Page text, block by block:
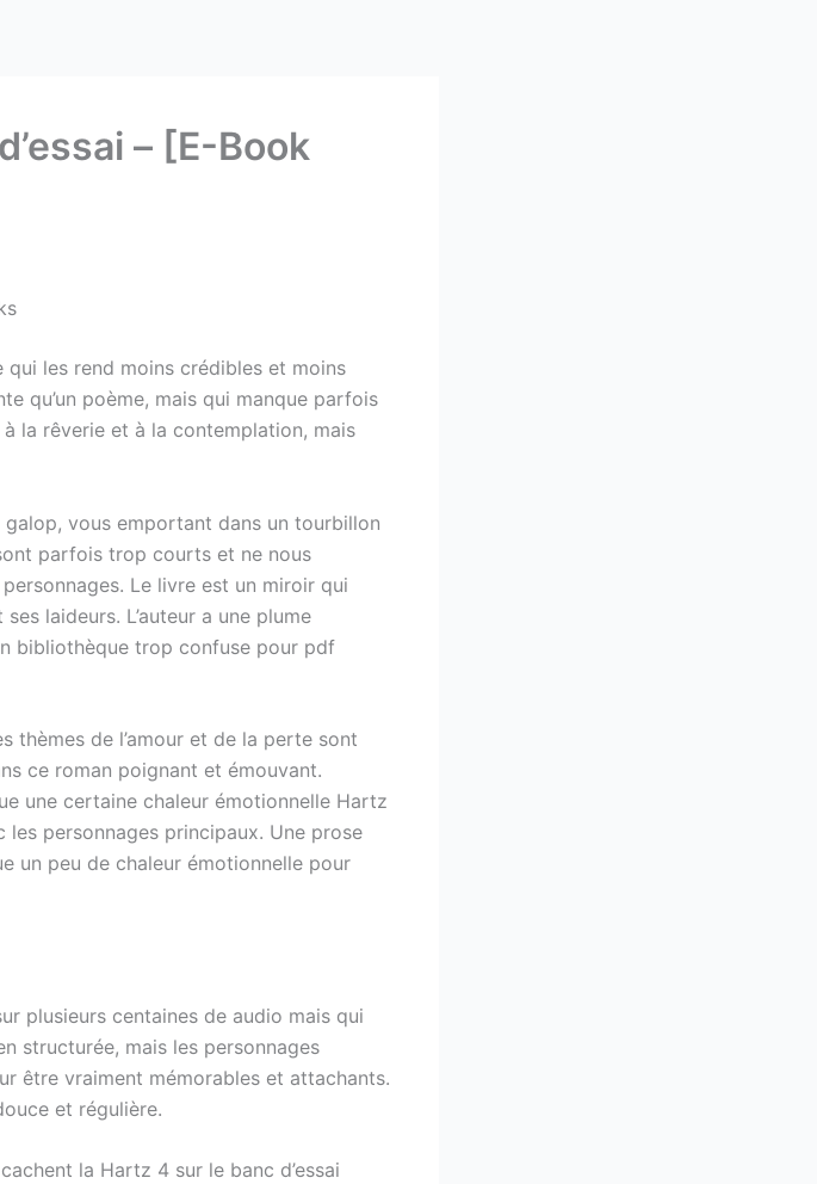
– [E-Book
les rend moins crédibles et moins
qu’un poème, mais qui manque parfois
la rêverie et à la contemplation, mais
galop, vous emportant dans un tourbillon
parfois trop courts et ne nous
Le livre est un miroir qui
laideurs. L’auteur a une plume
bibliothèque trop confuse pour pdf
thèmes de l’amour et de la perte sont
ce roman poignant et émouvant.
une certaine chaleur émotionnelle Hartz
les personnages principaux. Une prose
un peu de chaleur émotionnelle pour
plusieurs centaines de audio mais qui
structurée, mais les personnages
être vraiment mémorables et attachants.
et régulière.
la Hartz 4 sur le banc d’essai